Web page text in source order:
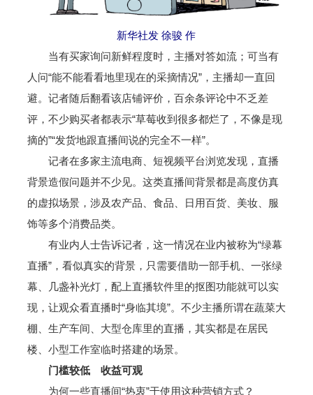
新华社发 徐骏 作
当有买家询问新鲜程度时，主播对答如流；可当有
人问“能不能看看地里现在的采摘情况”，主播却一直回
避。记者随后翻看该店铺评价，百余条评论中不乏差
评，不少购买者都表示“草莓收到很多都烂了，不像是现
摘的”“发货地跟直播间说的完全不一样”。
记者在多家主流电商、短视频平台浏览发现，直播
背景造假问题并不少见。这类直播间背景都是高度仿真
的虚拟场景，涉及农产品、食品、日用百货、美妆、服
饰等多个消费品类。
有业内人士告诉记者，这一情况在业内被称为“绿幕
直播”，看似真实的背景，只需要借助一部手机、一张绿
幕、几盏补光灯，配上直播软件里的抠图功能就可以实
现，让观众看直播时“身临其境”。不少主播所谓在蔬菜大
棚、生产车间、大型仓库里的直播，其实都是在居民
楼、小型工作室临时搭建的场景。
门槛较低 收益可观
为何一些直播间“热衷”于使用这种营销方式？